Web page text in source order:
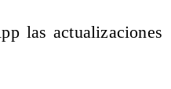
las actualizaciones